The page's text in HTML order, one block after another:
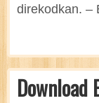
direkodkan. –
Download